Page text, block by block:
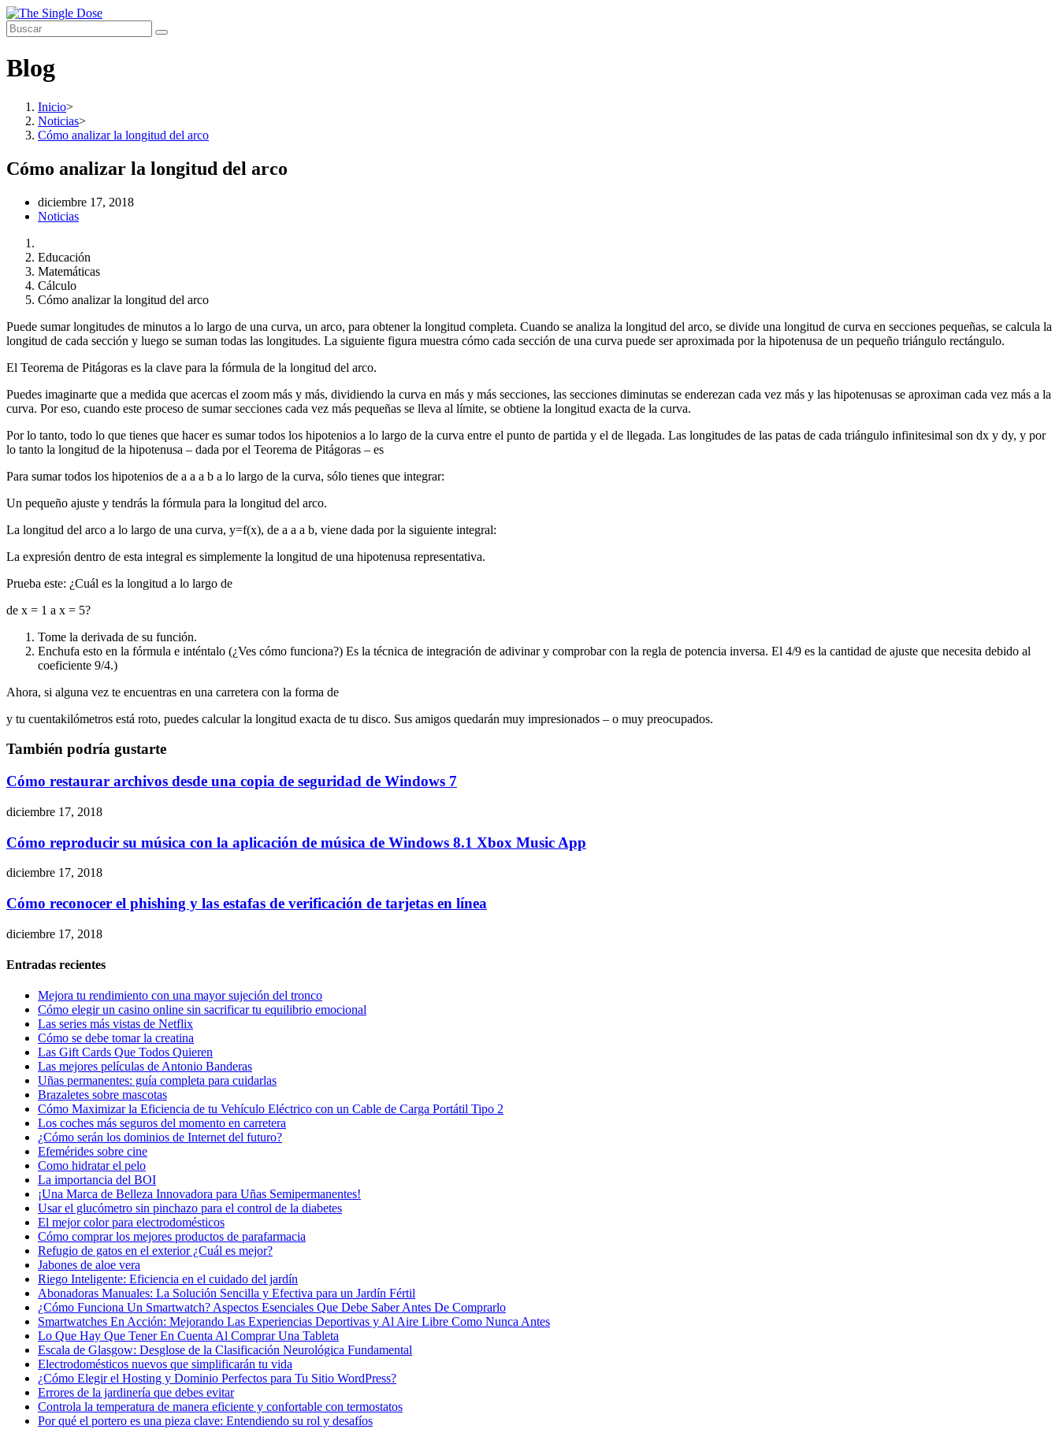
Saltar
al
contenido
Blog
Inicio>
Noticias>
Cómo analizar la longitud del arco
Cómo analizar la longitud del arco
Publicación
de
diciembre 17, 2018
Categoría
entrada:
Noticias
Educación
Matemáticas
Cálculo
Cómo analizar la longitud del arco
Puede sumar longitudes de minutos a lo largo de una curva, un arco, para obtener la longitud completa. Cuando se analiza la longitud del arco, se divide una longitud de curva en secciones pequeñas, se calcula la
longitud de cada sección y luego se suman todas las longitudes. La siguiente figura muestra cómo cada sección de una curva puede ser aproximada por la hipotenusa de un pequeño triángulo rectángulo.
El Teorema de Pitágoras es la clave para la fórmula de la longitud del arco.
Puedes imaginarte que a medida que acercas el zoom más y más, dividiendo la curva en más y más secciones, las secciones diminutas se enderezan cada vez más y las hipotenusas se aproximan cada vez más a la
curva. Por eso, cuando este proceso de sumar secciones cada vez más pequeñas se lleva al límite, se obtiene la longitud exacta de la curva.
Por lo tanto, todo lo que tienes que hacer es sumar todos los hipotenios a lo largo de la curva entre el punto de partida y el de llegada. Las longitudes de las patas de cada triángulo infinitesimal son dx y dy, y por
lo tanto la longitud de la hipotenusa – dada por el Teorema de Pitágoras – es
Para sumar todos los hipotenios de a a a b a lo largo de la curva, sólo tienes que integrar:
Un pequeño ajuste y tendrás la fórmula para la longitud del arco.
La longitud del arco a lo largo de una curva, y=f(x), de a a a b, viene dada por la siguiente integral:
La expresión dentro de esta integral es simplemente la longitud de una hipotenusa representativa.
Prueba este: ¿Cuál es la longitud a lo largo de
de x = 1 a x = 5?
Tome la derivada de su función.
Enchufa esto en la fórmula e inténtalo (¿Ves cómo funciona?) Es la técnica de integración de adivinar y comprobar con la regla de potencia inversa. El 4/9 es la cantidad de ajuste que necesita debido al
coeficiente 9/4.)
Ahora, si alguna vez te encuentras en una carretera con la forma de
y tu cuentakilómetros está roto, puedes calcular la longitud exacta de tu disco. Sus amigos quedarán muy impresionados – o muy preocupados.
También podría gustarte
Cómo restaurar archivos desde una copia de seguridad de Windows 7
diciembre 17, 2018
Cómo reproducir su música con la aplicación de música de Windows 8.1 Xbox Music App
diciembre 17, 2018
Cómo reconocer el phishing y las estafas de verificación de tarjetas en línea
diciembre 17, 2018
Entradas recientes
Mejora tu rendimiento con una mayor sujeción del tronco
Cómo elegir un casino online sin sacrificar tu equilibrio emocional
Las series más vistas de Netflix
Cómo se debe tomar la creatina
Las Gift Cards Que Todos Quieren
Las mejores películas de Antonio Banderas
Uñas permanentes: guía completa para cuidarlas
Brazaletes sobre mascotas
Cómo Maximizar la Eficiencia de tu Vehículo Eléctrico con un Cable de Carga Portátil Tipo 2
Los coches más seguros del momento en carretera
¿Cómo serán los dominios de Internet del futuro?
Efemérides sobre cine
Сomo hidratar el pelo
La importancia del BOI
¡Una Marca de Belleza Innovadora para Uñas Semipermanentes!
Usar el glucómetro sin pinchazo para el control de la diabetes
El mejor color para electrodomésticos
Cómo comprar los mejores productos de parafarmacia
Refugio de gatos en el exterior ¿Cuál es mejor?
Jabones de aloe vera
Riego Inteligente: Eficiencia en el cuidado del jardín
Abonadoras Manuales: La Solución Sencilla y Efectiva para un Jardín Fértil
¿Cómo Funciona Un Smartwatch? Aspectos Esenciales Que Debe Saber Antes De Comprarlo
Smartwatches En Acción: Mejorando Las Experiencias Deportivas y Al Aire Libre Como Nunca Antes
Lo Que Hay Que Tener En Cuenta Al Comprar Una Tableta
Escala de Glasgow: Desglose de la Clasificación Neurológica Fundamental
Electrodomésticos nuevos que simplificarán tu vida
¿Cómo Elegir el Hosting y Dominio Perfectos para Tu Sitio WordPress?
Errores de la jardinería que debes evitar
Controla la temperatura de manera eficiente y confortable con termostatos
Por qué el portero es una pieza clave: Entendiendo su rol y desafíos